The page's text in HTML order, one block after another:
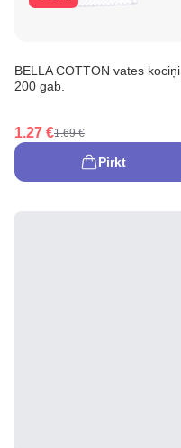
BELLA COTTON vates kociņi,
200 gab.
1.27 €1.69 €
Pirkt